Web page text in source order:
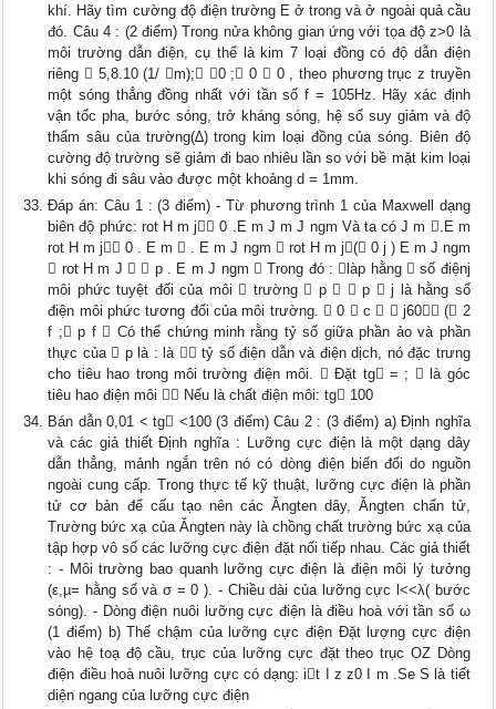
khí. Hãy tìm cường độ điện trường E ở trong và ở ngoài quả cầu
đó. Câu 4 : (2 điểm) Trong nửa không gian ứng với tọa độ z>0 là
môi trường dẫn điện, cụ thể là kim 7 loại đồng có độ dẫn điện
riêng  5,8.10 (1/ m); 0 ; 0  0 , theo phương trục z truyền
một sóng thẳng đồng nhất với tần số f = 105Hz. Hãy xác định
vận tốc pha, bước sóng, trở kháng sóng, hệ số suy giảm và độ
thấm sâu của trường(∆) trong kim loại đồng của sóng. Biên độ
cường độ trường sẽ giảm đi bao nhiêu lần so với bề mặt kim loại
khi sóng đi sâu vào được một khoảng d = 1mm.
Đáp án: Câu 1 : (3 điểm) - Từ phương trình 1 của Maxwell dạng
biên độ phức: rot H m j 0 .E m J m J ngm Và ta có J m .E m
rot H m j 0 . E m  . E m J ngm  rot H m j( 0 j ) E m J ngm
 rot H m J   p . E m J ngm  Trong đó : làp hằng  số điệnj
môi phức tuyệt đối của môi  trường  p   p  j là hằng số
điện môi phức tương đối của môi trường.  0  c   j60 ( 2
f ; p f  Có thể chứng minh rằng tỷ số giữa phần ảo và phần
thực của  p là : là  tỷ số điện dẫn và điện dịch, nó đặc trưng
cho tiêu hao trong môi trường điện môi.  Đặt tg = ;  là góc
tiêu hao điện môi  Nếu là chất điện môi: tg 100
Bán dẫn 0,01 < tg <100 (3 điểm) Câu 2 : (3 điểm) a) Định nghĩa
và các giả thiết Định nghĩa : Lưỡng cực điện là một dạng dây
dẫn thẳng, mảnh ngắn trên nó có dòng điện biến đổi do nguồn
ngoài cung cấp. Trong thực tế kỹ thuật, lưỡng cực điện là phần
tử cơ bản để cấu tạo nên các Ăngten dây, Ăngten chấn tử,
Trường bức xạ của Ăngten này là chồng chất trường bức xạ của
tập hợp vô số các lưỡng cực điện đặt nối tiếp nhau. Các giả thiết
: - Môi trường bao quanh lưỡng cực điện là điện môi lý tưởng
(ε,µ= hằng số và σ = 0 ). - Chiều dài của lưỡng cực l<<λ( bước
sóng). - Dòng điện nuôi lưỡng cực điện là điều hoà với tần số ω
(1 điểm) b) Thế chậm của lưỡng cực điện Đặt lượng cực điện
vào hệ toạ độ cầu, trục của lưỡng cực đặt theo trục OZ Dòng
điện điều hoà nuôi lưỡng cực có dạng: it I z z0 I m .Se S là tiết
diện ngang của lưỡng cực điện